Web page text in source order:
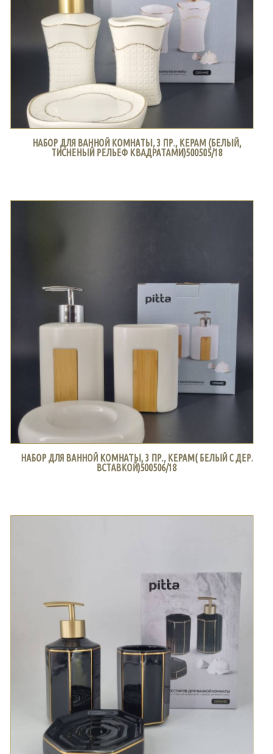
НАБОР ДЛЯ ВАННОЙ КОМНАТЫ, 3 ПР., КЕРАМ (БЕЛЫЙ,
ТИСНЕНЫЙ РЕЛЬЕФ КВАДРАТАМИ)500505/18
НАБОР ДЛЯ ВАННОЙ КОМНАТЫ, 3 ПР., КЕРАМ( БЕЛЫЙ С ДЕР.
ВСТАВКОЙ)500506/18